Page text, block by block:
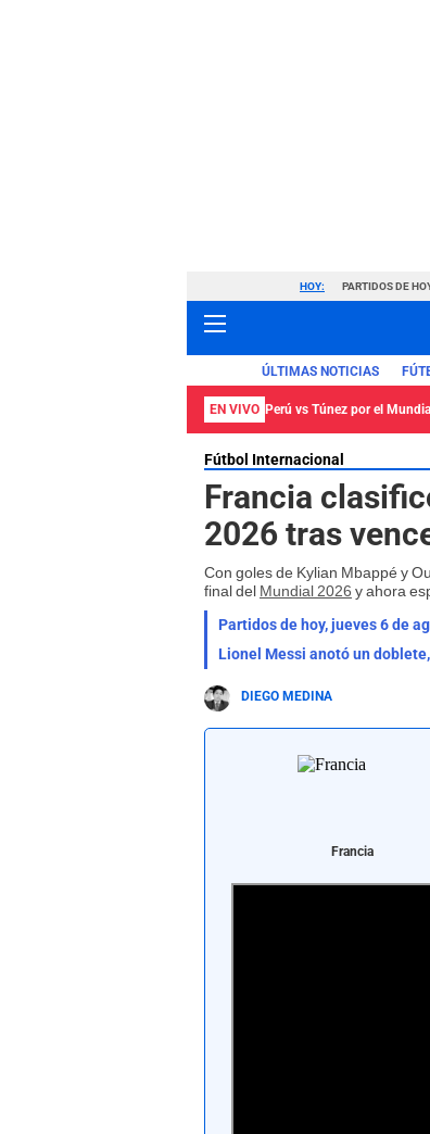
HOY: PARTIDOS DE
ÚLTIMAS NOTICIAS
EN VIVO Perú vs Túnez por el
Fútbol Internacional
Francia
2026 tras
Con goles de Kylian Mbappé y
final del Mundial 2026 y ahora
Partidos de hoy, jueves 6 de
DIEGO MEDINA
Francia